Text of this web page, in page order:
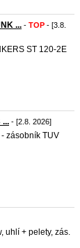
... - TOP - [3.8.
ST 120-2E
... - [2.8. 2026]
zásobník TUV
uhlí + pelety, zás.